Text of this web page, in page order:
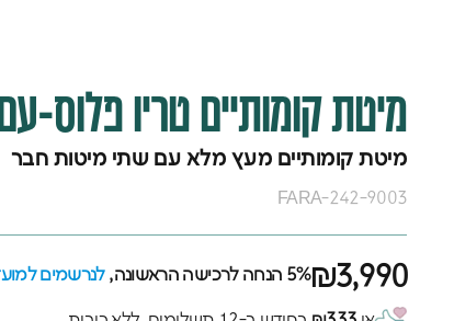
מיטתקומותייםטריופלוס-
מיטת קומותיים מעץ מלא עם שתי מיטות חבר
FARA-242-9003
₪3,9905% הנחה לרכישה הראשונה, לנרשמים